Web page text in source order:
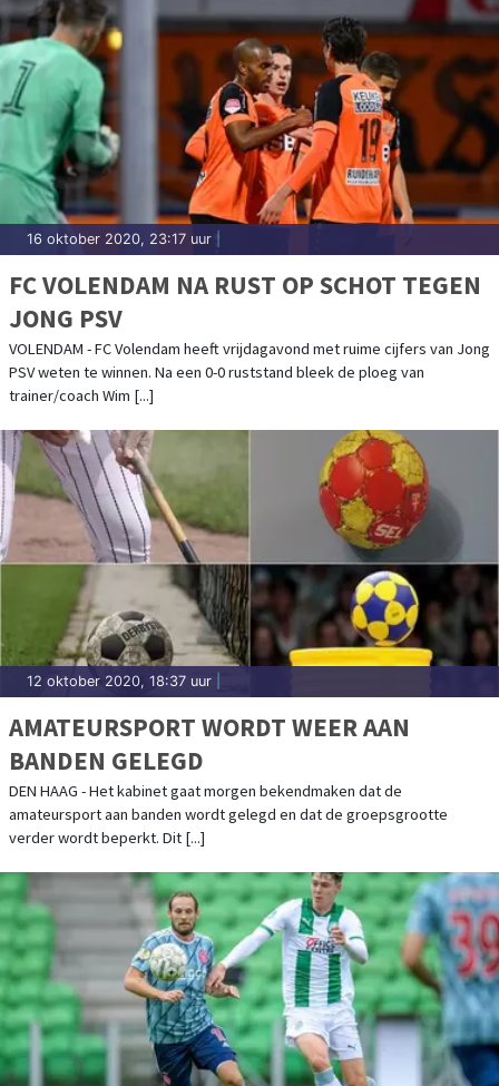
16 oktober 2020, 23:17 uur
FC VOLENDAM NA RUST OP SCHOT TEGEN
JONG PSV
VOLENDAM - FC Volendam heeft vrijdagavond met ruime cijfers van Jong
PSV weten te winnen. Na een 0-0 ruststand bleek de ploeg van
trainer/coach Wim [...]
12 oktober 2020, 18:37 uur
AMATEURSPORT WORDT WEER AAN
BANDEN GELEGD
DEN HAAG - Het kabinet gaat morgen bekendmaken dat de
amateursport aan banden wordt gelegd en dat de groepsgrootte
verder wordt beperkt. Dit [...]